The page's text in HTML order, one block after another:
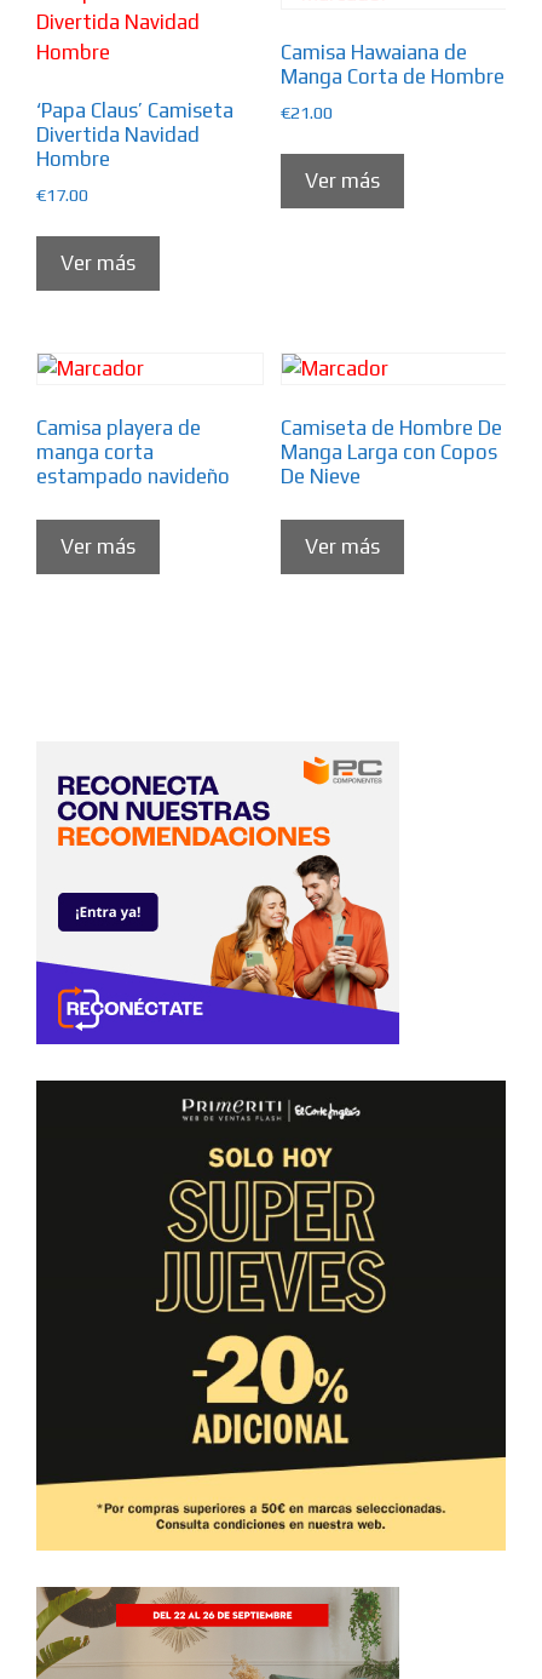
‘Papa Claus’ Camiseta
Divertida Navidad
Hombre
€17.00
Ver más
Camisa Hawaiana de
Manga Corta de Hombre
€21.00
Ver más
Camisa playera de
manga corta
estampado navideño
Ver más
Camiseta de Hombre De
Manga Larga con Copos
De Nieve
Ver más